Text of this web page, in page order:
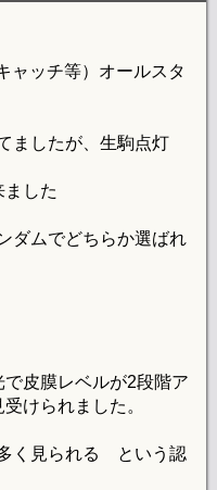
ッチ等）オールスタ
したが、生駒点灯
ました
ダムでどちらか選ばれ
皮膜レベルが2段階ア
けられました。
く見られる という認